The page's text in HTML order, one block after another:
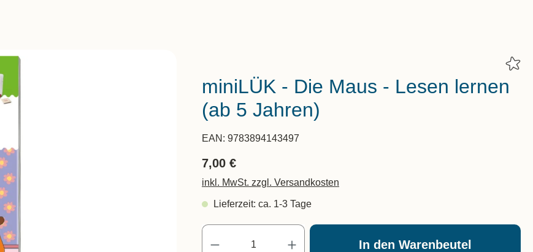
miniLÜK - Die Maus - Lesen lernen
(ab 5 Jahren)
EAN: 9783894143497
7,00 €
inkl. MwSt. zzgl. Versandkosten
Lieferzeit: ca. 1-3 Tage
Produkt Anzahl: Gib den
In den Warenbeutel